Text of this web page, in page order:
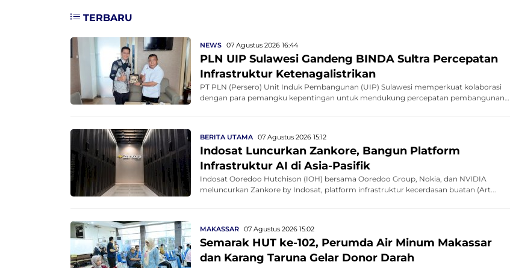
TERBARU
NEWS 07 Agustus 2026 16:44
PLN UIP Sulawesi Gandeng BINDA Sultra Percepatan
Infrastruktur Ketenagalistrikan
PT PLN (Persero) Unit Induk Pembangunan (UIP) Sulawesi memperkuat kolaborasi
dengan para pemangku kepentingan untuk mendukung percepatan pembangunan
BERITA UTAMA 07 Agustus 2026 15:12
Indosat Luncurkan Zankore, Bangun Platform
Infrastruktur AI di Asia-Pasifik
Indosat Ooredoo Hutchison (IOH) bersama Ooredoo Group, Nokia, dan NVIDIA
meluncurkan Zankore by Indosat, platform infrastruktur kecerdasan buatan (Art...
MAKASSAR 07 Agustus 2026 15:02
Semarak HUT ke-102, Perumda Air Minum Makassar
dan Karang Taruna Gelar Donor Darah